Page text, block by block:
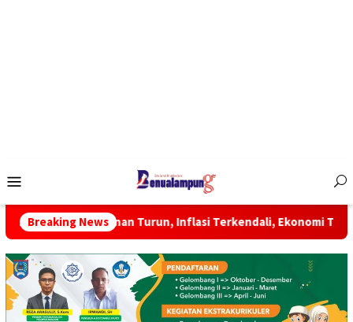
Mobile
Breaking News
Turun, Inflasi Terkendali, Ekonomi Terus Tumbuh